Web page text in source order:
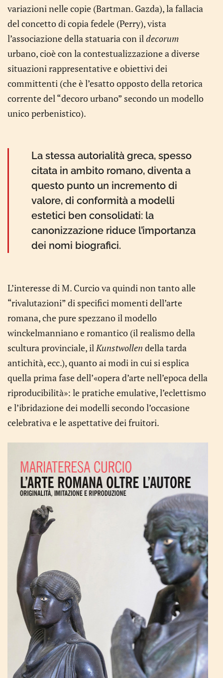
variazioni nelle copie (Bartman. Gazda), la fallacia
del concetto di copia fedele (Perry), vista
l’associazione della statuaria con ildecorum
urbano, cioè con la contestualizzazione a diverse
situazioni rappresentative e obiettivi dei
committenti (che è l’esatto opposto della retorica
corrente del “decoro urbano” secondo un modello
unico perbenistico).
La stessa autorialità greca, spesso
citata in ambito romano, diventa a
questo punto un incremento di
valore, di conformità a modelli
estetici ben consolidati: la
canonizzazione riduce l’importanza
dei nomi biografici.
L’interesse di M. Curcio va quindi non tanto alle
“rivalutazioni” di specifici momenti dell’arte
romana, che pure spezzano il modello
winckelmanniano e romantico (il realismo della
scultura provinciale, ilKunstwollen della tarda
antichità, ecc.), quanto ai modi in cui si esplica
quella prima fase dell’«opera d’arte nell’epoca della
riproducibilità»: le pratiche emulative, l’eclettismo
e l’ibridazione dei modelli secondo l’occasione
celebrativa e le aspettative dei fruitori.